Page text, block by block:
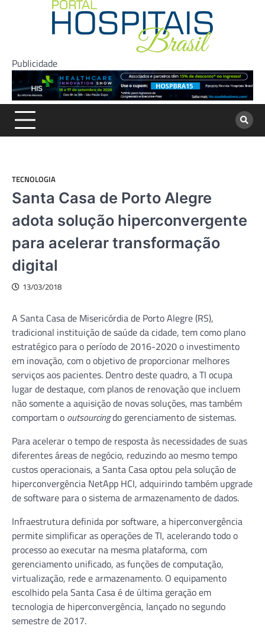
Publicidade
TECNOLOGIA
Santa Casa de Porto Alegre
adota solução hiperconvergente
para acelerar transformação
digital
13/03/2018
A Santa Casa de Misericórdia de Porto Alegre (RS),
tradicional instituição de saúde da cidade, tem como plano
estratégico para o período de 2016-2020 o investimento
em inovação, com o objetivo de proporcionar melhores
serviços aos pacientes. Dentro deste quadro, a TI ocupa
lugar de destaque, com planos de renovação que incluem
não somente a aquisição de novas soluções, mas também
comportam o outsourcingdo gerenciamento de sistemas.
Para acelerar o tempo de resposta às necessidades de suas
diferentes áreas de negócio, reduzindo ao mesmo tempo
custos operacionais, a Santa Casa optou pela solução de
hiperconvergência NetApp HCI, adquirindo também upgrade
de software para o sistema de armazenamento de dados.
Infraestrutura definida por software, a hiperconvergência
permite simplificar as operações de TI, acelerando todo o
processo ao executar na mesma plataforma, com
gerenciamento unificado, as funções de computação,
virtualização, rede e armazenamento. O equipamento
escolhido pela Santa Casa é de última geração em
tecnologia de hiperconvergência, lançado no segundo
semestre de 2017.